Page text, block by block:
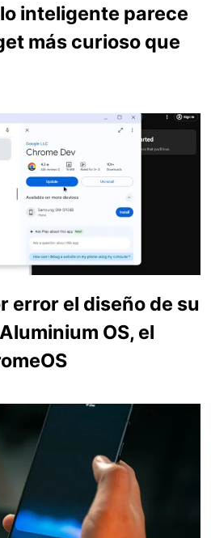
inteligente parece
más curioso que
error el diseño de su
OS, el